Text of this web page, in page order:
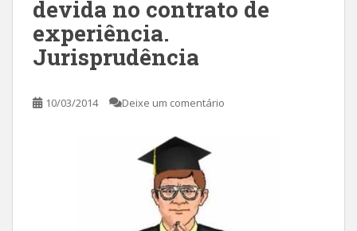
devida no contrato de
experiência.
Jurisprudência
10/03/2014 Deixe um comentário